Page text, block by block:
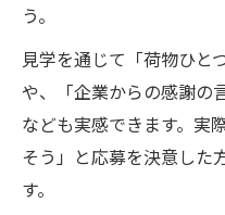
う。
見学を通じて「荷物ひと
や、「企業からの感謝の
なども実感できます。実
そう」と応募を決意した
す。